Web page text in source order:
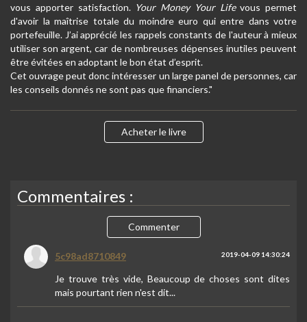
vous apporter satisfaction. Your Money Your Lifevous permet
d'avoir la maîtrise totale du moindre euro qui entre dans votre
portefeuille. J’ai apprécié les rappels constants de l'auteur à mieux
utiliser son argent, car de nombreuses dépenses inutiles peuvent
être évitées en adoptant le bon état d’esprit.
Cet ouvrage peut donc intéresser un large panel de personnes, car
les conseils donnés ne sont pas que financiers."
Acheter le livre
Commentaires :
Commenter
5c98ad8710849 2019-04-09 14:30:24
Je trouve très vide, Beaucoup de choses sont dites
mais pourtant rien n'est dit...